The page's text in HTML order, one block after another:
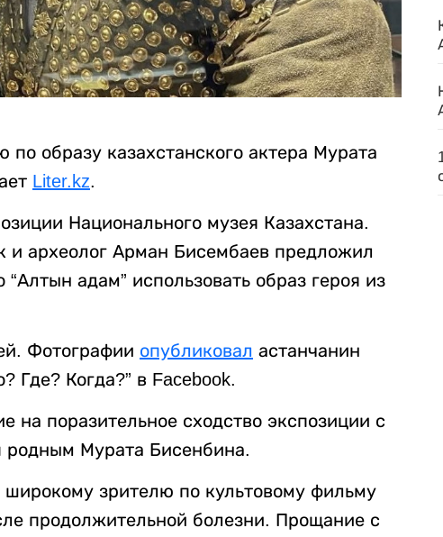
образу казахстанского актера Мурата
Liter.kz.
Национального музея Казахстана.
и археолог Арман Бисембаев предложил
адам” использовать образ героя из
Фотографии опубликовал астанчанин
Где? Когда?” в Facebook.
на поразительное сходство экспозиции с
родным Мурата Бисенбина.
зрителю по культовому фильму
продолжительной болезни. Прощание с